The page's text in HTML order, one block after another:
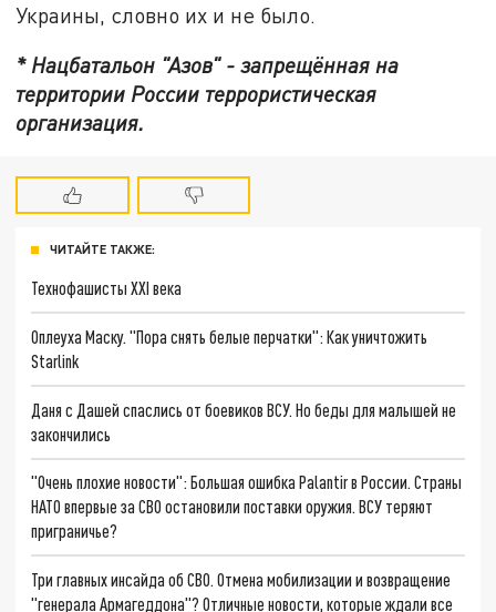
Украины, словно их и не было.
* Нацбатальон "Азов" - запрещённая на
территории России террористическая
организация.
ЧИТАЙТЕ ТАКЖЕ:
Технофашисты XXI века
Оплеуха Маску. "Пора снять белые перчатки": Как уничтожить
Starlink
Даня с Дашей спаслись от боевиков ВСУ. Но беды для малышей не
закончились
"Очень плохие новости": Большая ошибка Palantir в России. Страны
НАТО впервые за СВО остановили поставки оружия. ВСУ теряют
приграничье?
Три главных инсайда об СВО. Отмена мобилизации и возвращение
"генерала Армагеддона"? Отличные новости, которые ждали все